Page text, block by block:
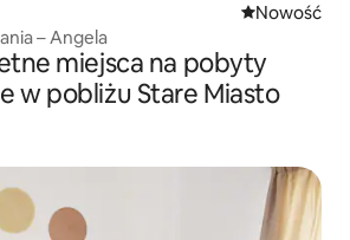
Nowe
Nowość
– Angela
miejsca na pobyty
w pobliżu Stare Miasto